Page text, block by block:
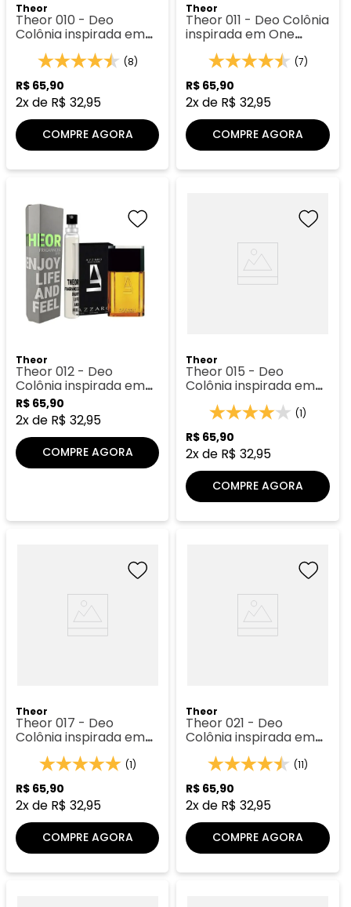
Theor
Theor 010 - Deo
Colônia inspirada em
Hypnôse
(8)
R$ 65,90
2x de R$ 32,95
COMPRE AGORA
Theor
Theor 011 - Deo Colônia
inspirada em One
Million
(7)
R$ 65,90
2x de R$ 32,95
COMPRE AGORA
Theor
Theor 012 - Deo
Colônia inspirada em
Azzaro
R$ 65,90
2x de R$ 32,95
COMPRE AGORA
Theor
Theor 015 - Deo
Colônia inspirada em
Lapidus
(1)
R$ 65,90
2x de R$ 32,95
COMPRE AGORA
Theor
Theor 017 - Deo
Colônia inspirada em
Gabriela Sabatini
(1)
R$ 65,90
2x de R$ 32,95
COMPRE AGORA
Theor
Theor 021 - Deo
Colônia inspirada em
Flower by Kenzo
(11)
R$ 65,90
2x de R$ 32,95
COMPRE AGORA